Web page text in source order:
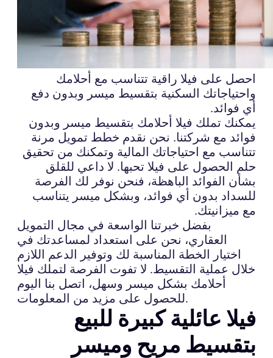
احصل على فيلا راقية تتناسب مع أحلامك
واحتياجاتك السكنية بتقسيط ميسر وبدون دفع
أي فوائد.
يمكنك تملك فيلا أحلامك بتقسيط ميسر وبدون
فوائد مع شركتنا. نحن نقدم خطط تمويل مرنة
تتناسب مع احتياجاتك المالية وتمكنك من تحقيق
حلم الحصول على فيلا تحبها. لا داعي للقلق
بشأن الفوائد الباهظة، فنحن نوفر لك الفرصة
للسداد بدون أي فوائد، وبشكل ميسر يتناسب
مع ميزانيتك.
بفضل خبرتنا الواسعة في مجال التمويل
العقاري، نحن على استعداد لمساعدتك في
اختيار الخطة المناسبة لك وتوفير الدعم اللازم
خلال عملية التقسيط. لا تفوت الفرصة لتملك فيلا
أحلامك بشكل ميسر وسهل، اتصل بنا اليوم
للحصول على مزيد من المعلومات.
فيلا عائلية كبيرة للبيع
بتقسيط مريح وميسر